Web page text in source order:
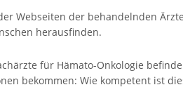
Webseiten der behandelnden
herausfinden.
für Hämato-Onkologie
bekommen: Wie kompetent ist